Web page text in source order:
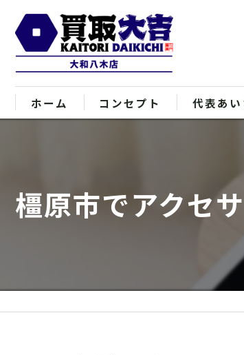
ホーム コンセプト 代表あい
橿原市でアクセ